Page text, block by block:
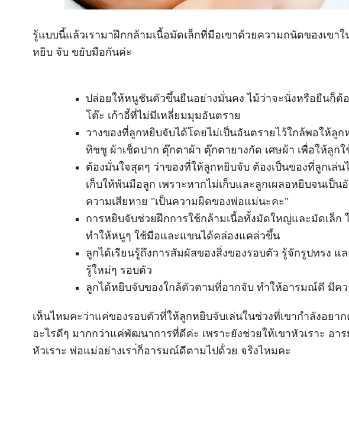
รู้แบบนี้แล้วเรามาฝึกกล้ามเนื้อมัดเล็กที่มือเขาด้วยความถนัดของเขา
หยิบ จับ ขยับมือกันค่ะ
ปล่อยให้หนูชันตัวขึ้นยืนอย่างมั่นคง ไม้ว่าจะนั่งหรือยืนก็ต้
โต๊ะ เก้าอี้ที่ไม่มีเหลี่ยมมุมอันตราย
วางของที่ลูกหยิบจับได้โดยไม่เป็นอันตรายไว้ใกล้พอให้ลูก
ทิชชู ผ้าเช็ดปาก ตุ๊กตาผ้า ตุ๊กตายางกัด เศษผ้า เพื่อให้ลูกใ
ต้องมั่นใจสุดๆ ว่าของที่ให้ลูกหยิบจับ ต้องเป็นของที่ลูกเล่น
เก็บให้พ้นมือลูก เพราะหากไม่เก็บและลูกเผลอหยิบจนเป็น
ความเสียหาย "เป็นความผิดของพ่อแม่นะคะ"
การหยิบจับช่วยฝึกการใช้กล้ามเนื้อทั้งมัดใหญ่และมัดเล็ก
ทำให้หนูๆ ใช้มือและแขนได้คล่องแคล่วขึ้น
ลูกได้เรียนรู้ถึงการสัมผัสของสิ่งของรอบตัว รู้จักรูปทรง แ
รู้ใหม่ๆ รอบตัว
ลูกได้หยิบจับของใกล้ตัวตามที่อากจับ ทำให้อารมณ์ดี มีค
เห็นไหมคะว่าแค่ของรอบตัวที่ให้ลูกหยิบจับเล่นในช่วงที่เขากำลังอยา
อะไรดีๆ มากกว่าแค่พัฒนาการที่ดีค่ะ เพราะยังช่วยให้เขาหัวเราะ อา
หัวเราะ พ่อแม่อย่างเรา่ก็อารมณ์ดีตามไปด้่วย จริงไหมคะ